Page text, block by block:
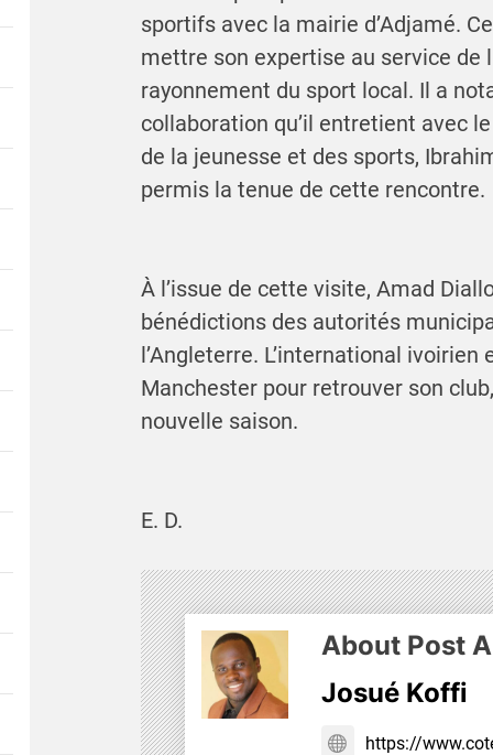
sportifs avec la mairie d’Adjamé.
mettre son expertise au service de
rayonnement du sport local. Il a
collaboration qu’il entretient avec
de la jeunesse et des sports,
permis la tenue de cette rencontre.
À l’issue de cette visite, Amad
bénédictions des autorités
l’Angleterre. L’international
Manchester pour retrouver son
nouvelle saison.
E. D.
About Post
Josué Koffi
https://